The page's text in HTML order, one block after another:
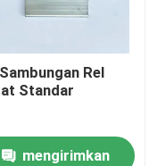
Rel
Standar
mengirimkan